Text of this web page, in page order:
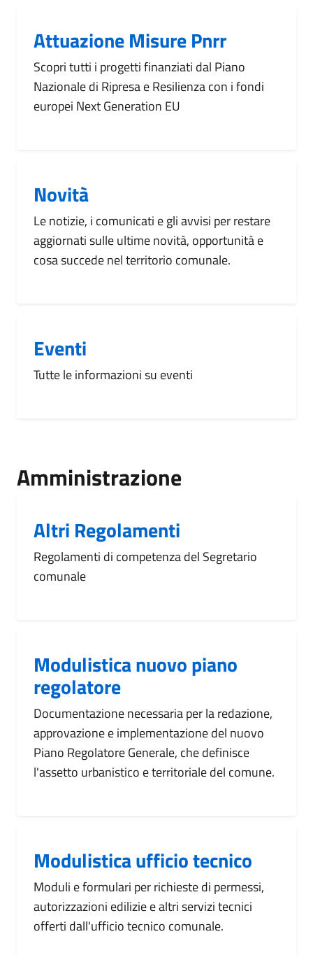
Attuazione Misure Pnrr
Scopri tutti i progetti finanziati dal Piano
Nazionale di Ripresa e Resilienza con i fondi
europei Next Generation EU
Novità
Le notizie, i comunicati e gli avvisi per restare
aggiornati sulle ultime novità, opportunità e
cosa succede nel territorio comunale.
Eventi
Tutte le informazioni su eventi
Amministrazione
Altri Regolamenti
Regolamenti di competenza del Segretario
comunale
Modulistica nuovo piano
regolatore
Documentazione necessaria per la redazione,
approvazione e implementazione del nuovo
Piano Regolatore Generale, che definisce
l'assetto urbanistico e territoriale del comune.
Modulistica ufficio tecnico
Moduli e formulari per richieste di permessi,
autorizzazioni edilizie e altri servizi tecnici
offerti dall'ufficio tecnico comunale.